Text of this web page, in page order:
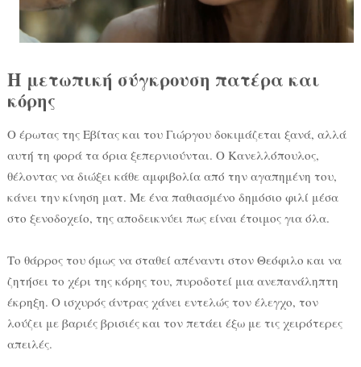
Η μετωπική σύγκρουση πατέρα και
κόρης
Ο έρωτας της Εβίτας και του Γιώργου δοκιμάζεται ξανά, αλλά
αυτή τη φορά τα όρια ξεπερνιούνται. Ο Κανελλόπουλος,
θέλοντας να διώξει κάθε αμφιβολία από την αγαπημένη του,
κάνει την κίνηση ματ. Με ένα παθιασμένο δημόσιο φιλί μέσα
στο ξενοδοχείο, της αποδεικνύει πως είναι έτοιμος για όλα.
Το θάρρος του όμως να σταθεί απέναντι στον Θεόφιλο και να
ζητήσει το χέρι της κόρης του, πυροδοτεί μια ανεπανάληπτη
έκρηξη. Ο ισχυρός άντρας χάνει εντελώς τον έλεγχο, τον
λούζει με βαριές βρισιές και τον πετάει έξω με τις χειρότερες
απειλές.